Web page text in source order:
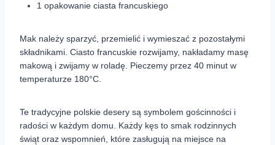
1 opakowanie ciasta francuskiego
Mak należy sparzyć, przemielić i wymieszać z pozostałymi
składnikami. Ciasto francuskie rozwijamy, nakładamy masę
makową i zwijamy w roladę. Pieczemy przez 40 minut w
temperaturze 180°C.
Te tradycyjne polskie desery są symbolem gościnności i
radości w każdym domu. Każdy kęs to smak rodzinnych
świąt oraz wspomnień, które zasługują na miejsce na